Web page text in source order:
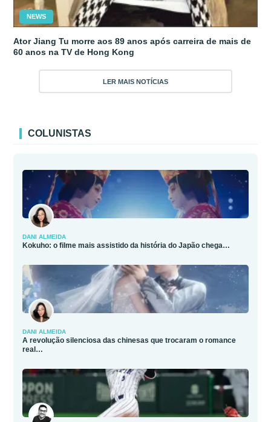
NEWS
Ator Jiang Tu morre aos 89 anos após carreira de mais de
60 anos na TV de Hong Kong
LER MAIS NOTÍCIAS
COLUNISTAS
DANI ALMEIDA
Kokuho: o filme mais assistido da história do Japão chega…
DANI ALMEIDA
A revolução silenciosa das chinesas que trocaram o romance
real…